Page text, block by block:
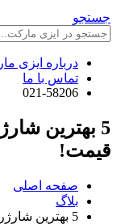
جستجو
درباره ایزی
تماس با ما
021-58206
5 بهترین
قیمت!
صفحه اصلی
بلاگ
5 بهترین شارژر یوگرین با مقایسه فنی و قیمت!